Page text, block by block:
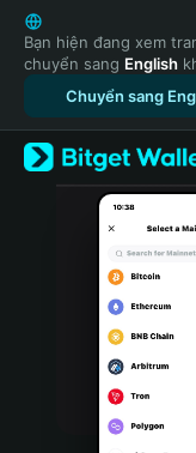
English
日本語
Tiếng Việt
Русский
Español
Türkçe
Italiano
Português (Portugal)
Bahasa Indonesia
Bạn hiện đang xem
chuyển sang English
Chuyển sang